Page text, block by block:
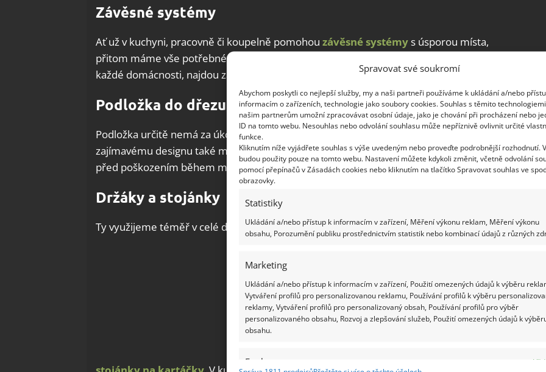
Spravovat své soukromí
Abychom poskytli co nejlepší služby, my a naši partneři používáme k ukládání a/nebo
informacím o zařízeních, technologie jako soubory cookies. Souhlas s těmito
našim partnerům umožní zpracovávat osobní údaje, jako je chování při procházení nebo
ID na tomto webu. Nesouhlas nebo odvolání souhlasu může nepříznivě ovlivnit určité
funkce.
Kliknutím níže vyjádřete souhlas s výše uvedeným nebo proveďte podrobnější rozhodnutí.
budou použity pouze na tomto webu. Nastavení můžete kdykoli změnit, včetně odvolání
pomocí přepínačů v Zásadách cookies nebo kliknutím na tlačítko Spravovat souhlas ve
obrazovky.
Statistiky
Ukládání a/nebo přístup k informacím v zařízení, Měření výkonu reklam, Měření výkonu
obsahu, Porozumění publiku prostřednictvím statistik nebo kombinací údajů z různých
Marketing
Ukládání a/nebo přístup k informacím v zařízení, Použití omezených údajů k výběru
Vytváření profilů pro personalizovanou reklamu, Používání profilů k výběru
reklamy, Vytváření profilů pro personalizovaný obsah, Používání profilů pro výběr
personalizovaného obsahu, Rozvoj a zlepšování služeb, Použití omezených údajů k
obsahu.
Funkce
Závěsné systémy
Ať už v kuchyni, pracovně či koupelně pomohou závěsné systémys úsporou místa,
přitom máme vše potřebné na dosah ruky. Zvlášť v kuchyni, která je středobodem
každé domácnosti, najdou závěsné systémy své uplatnění.
Podložka do dřezu
Podložka určitě nemá za úkol ozdobit kuchyňský dřez. I když to je samozřejmě díky
zajímavému designu také možné. Podložka především ochrání dřez i kuchyňské náčiní
před poškozením během mytí nádobí.
Držáky a stojánky
Ty využijeme téměř v celé domácnosti. V koupelně upotřebíme držáky na mýdlo,